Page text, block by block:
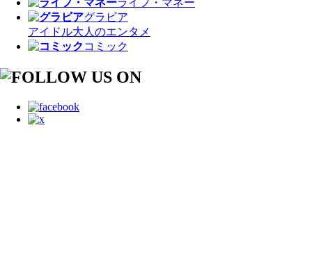
グラビア
アイドル大人のエンタメ
コミック